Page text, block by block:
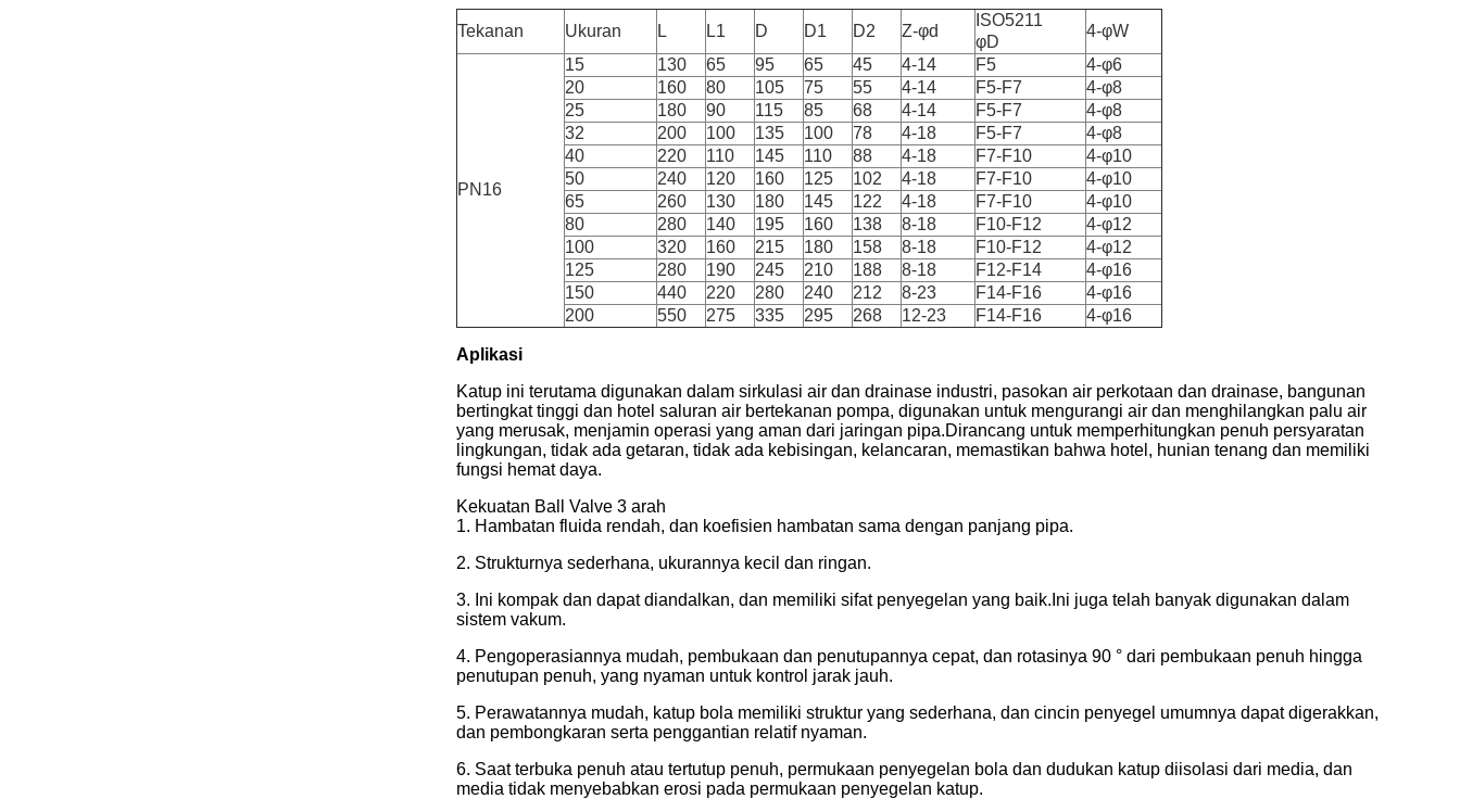
Tekanan Ukuran L L1 D D1 D2 Z-φd
ISO5211
φD
4-φW
PN16
15 130 65 95 65 45 4-14 F5
4-φ6
20
160 80 105 75 55 4-14 F5-F7
4-φ8
25
180 90 115 85 68 4-14 F5-F7
4-φ8
32
200 100 135 100 78 4-18 F5-F7
4-φ8
40
220 110 145 110 88 4-18 F7-F10
4-φ10
50
240 120 160 125 102 4-18 F7-F10
4-φ10
65
260 130 180 145 122 4-18 F7-F10
4-φ10
80
280 140 195 160 138 8-18 F10-F12
4-φ12
100
320 160 215 180 158 8-18 F10-F12
4-φ12
125
280 190 245 210 188 8-18 F12-F14
4-φ16
150
440 220 280 240 212 8-23 F14-F16
4-φ16
200
550 275 335 295 268 12-23 F14-F16 4-φ16
Aplikasi
Katup ini terutama digunakan dalam sirkulasi air dan drainase industri, pasokan air perkotaan dan drainase, bangunan
bertingkat tinggi dan hotel saluran air bertekanan pompa, digunakan untuk mengurangi air dan menghilangkan palu air
yang merusak, menjamin operasi yang aman dari jaringan pipa.Dirancang untuk memperhitungkan penuh persyaratan
lingkungan, tidak ada getaran, tidak ada kebisingan, kelancaran, memastikan bahwa hotel, hunian tenang dan memiliki
fungsi hemat daya.
Kekuatan Ball Valve 3 arah
1. Hambatan fluida rendah, dan koefisien hambatan sama dengan panjang pipa.
2. Strukturnya sederhana, ukurannya kecil dan ringan.
3. Ini kompak dan dapat diandalkan, dan memiliki sifat penyegelan yang baik.Ini juga telah banyak digunakan dalam
sistem vakum.
4. Pengoperasiannya mudah, pembukaan dan penutupannya cepat, dan rotasinya 90 ° dari pembukaan penuh hingga
penutupan penuh, yang nyaman untuk kontrol jarak jauh.
5. Perawatannya mudah, katup bola memiliki struktur yang sederhana, dan cincin penyegel umumnya dapat digerakkan,
dan pembongkaran serta penggantian relatif nyaman.
6. Saat terbuka penuh atau tertutup penuh, permukaan penyegelan bola dan dudukan katup diisolasi dari media, dan
media tidak menyebabkan erosi pada permukaan penyegelan katup.